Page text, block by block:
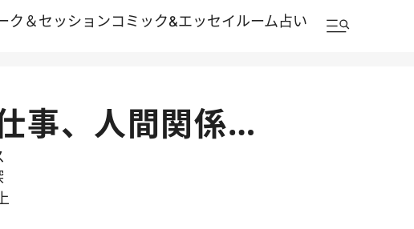
ク＆セッションコミック&エッセイルーム占い
事、人間関係…